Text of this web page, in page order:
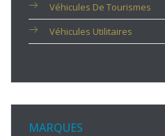
Véhicules De Tourismes
Véhicules Utilitaires
MARQUES